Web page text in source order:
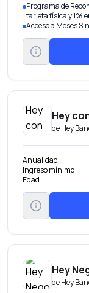
Programa de
tarjeta física y 1%
Acceso a Meses
Hey
deHey
Anualidad
Ingreso mínimo
Edad
Hey
deHey